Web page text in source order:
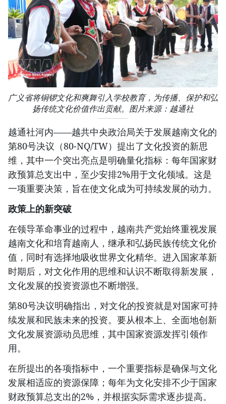
广义省将铜锣文化和爽舞引入学校教育，为传播、保护和弘
扬传统文化价值作出贡献。图片来源：越通社
越通社河内——越共中央政治局关于发展越南文化的
第80号决议（80-NQ/TW）提出了文化投资的新思
维，其中一个突出亮点是明确量化指标：每年国家财
政预算总支出中，至少安排2%用于文化领域。这是
一项重要决策，旨在使文化成为可持续发展的动力。
政策上的新突破
在领导革命事业的过程中，越南共产党始终重视发展
越南文化和培育越南人，继承和弘扬民族传统文化价
值，同时有选择地吸收世界文化精华。进入国家革新
时期后，对文化作用的思维和认识不断取得新发展，
文化发展的投资资源也不断增强。
第80号决议明确指出，对文化的投资就是对国家可持
续发展和民族未来的投资。要从根本上、全面地创新
文化发展资源动员思维，其中国家资源发挥引领作
用。
在所提出的各项指标中，一个重要指标是确保与文化
发展相适应的资源保障；每年为文化安排不少于国家
财政预算总支出的2%，并根据实际需求逐步提高。